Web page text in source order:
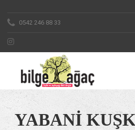
0542 246 88 33
YABANİ